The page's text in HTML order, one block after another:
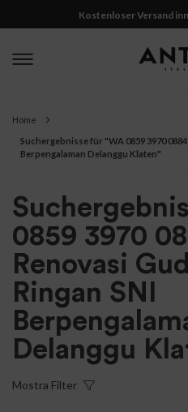
Kostenloser Versand
Home
Suchergebnisse für "WA 0859 3970
Berpengalaman Delanggu Klaten"
0859 3970
Renovasi
Ringan SNI
Delanggu
Mostra Filter